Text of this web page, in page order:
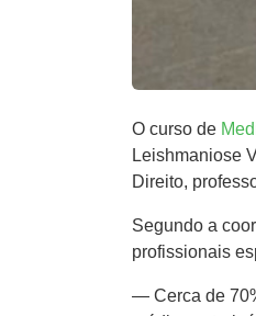
O curso de
Leishmaniose
Direito,
Segundo a
profissionais
— Cerca de